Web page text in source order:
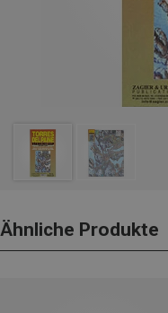
Ähnliche Produkte